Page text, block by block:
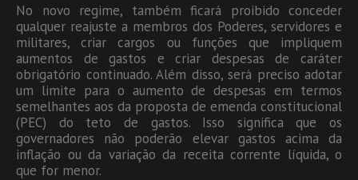
No novo regime, também ficará proibido conceder
qualquer reajuste a membros dos Poderes, servidores e
militares, criar cargos ou funções que impliquem
aumentos de gastos e criar despesas de caráter
obrigatório continuado. Além disso, será preciso adotar
um limite para o aumento de despesas em termos
semelhantes aos da proposta de emenda constitucional
(PEC) do teto de gastos. Isso significa que os
governadores não poderão elevar gastos acima da
inflação ou da variação da receita corrente líquida, o
que for menor.